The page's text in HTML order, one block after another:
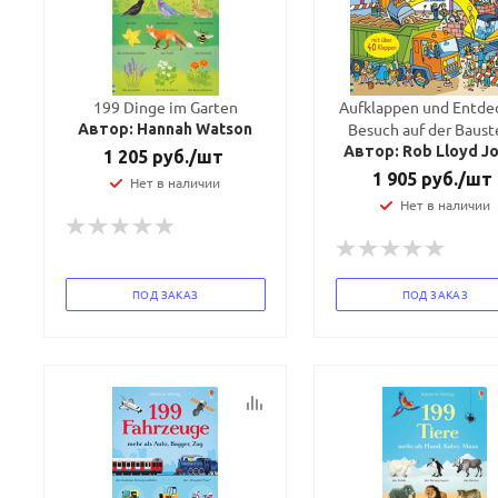
199 Dinge im Garten
Автор: Hannah Watson
1 205руб./шт
Нет в наличии
ПОД ЗАКАЗ
Aufklappen und
Besuch auf der
Автор: Rob Lloyd
1 905 руб./шт
Нет в наличии
ПОД ЗАКАЗ